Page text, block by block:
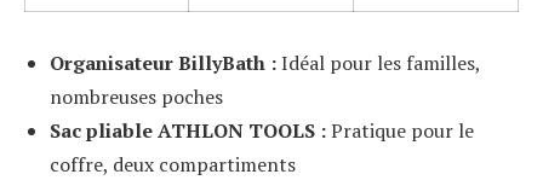
Organisateur BillyBath :Idéal pour les familles,
nombreuses poches
Sac pliable ATHLON TOOLS :Pratique pour le
coffre, deux compartiments